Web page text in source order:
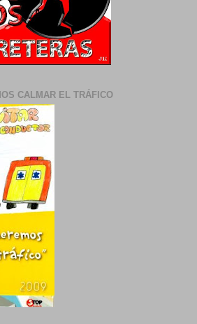
CALMAR EL TRÁFICO